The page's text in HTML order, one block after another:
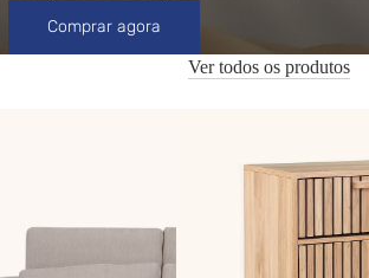
Comprar agora
Ver todos os produtos